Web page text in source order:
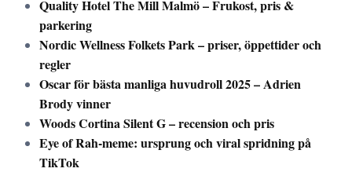
Quality Hotel The Mill Malmö – Frukost, pris &
parkering
Nordic Wellness Folkets Park – priser, öppettider och
regler
Oscar för bästa manliga huvudroll 2025 – Adrien
Brody vinner
Woods Cortina Silent G – recension och pris
Eye of Rah-meme: ursprung och viral spridning på
TikTok